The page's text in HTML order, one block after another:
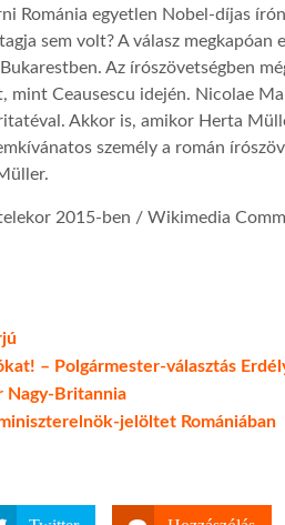
Románia egyetlen Nobel-díjas
sem volt? A válasz megkapóan
Az írószövetségben
mint Ceausescu idején. Nicolae
Akkor is, amikor Herta
személy a román
2015-ben / Wikimedia
– Polgármester-választás
Nagy-Britannia
jelöltet Romániában